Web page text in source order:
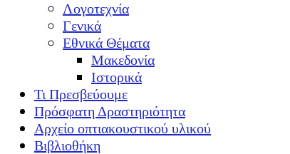
Λογοτεχνία
Γενικά
Εθνικά Θέματα
Μακεδονία
Ιστορικά
Τι Πρεσβεύουμε
Πρόσφατη Δραστηριότητα
Αρχείο οπτιακουστικού υλικού
Βιβλιοθήκη